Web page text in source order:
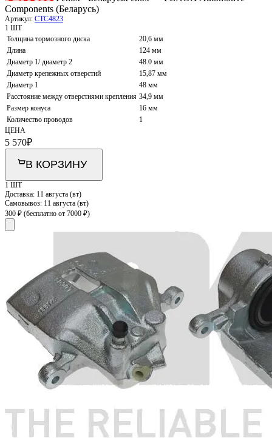
Components (Беларусь)
Артикул: CTC4823
1 ШТ
Толщина тормозного диска
20,6 мм
Длина
124 мм
Диаметр 1/ диаметр 2
48.0 мм
Диаметр крепежных отверстий
15,87 мм
Диаметр 1
48 мм
Расстояние между отверстиями крепления 34,9 мм
Размер конуса
16 мм
Количество проводов
1
ЦЕНА
5 570₽
В КОРЗИНУ
1 ШТ
Доставка: 11 августа (вт)
Самовывоз: 11 августа (вт)
300 ₽ (бесплатно от 7000 ₽)